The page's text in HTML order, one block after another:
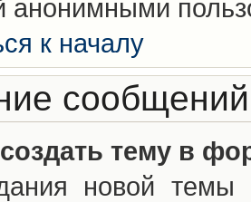
анонимными
к началу
сообщений
тему в
новой темы